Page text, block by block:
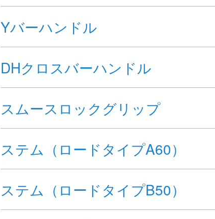
Yバーハンドル
DHクロスバーハンドル
スムースロックグリップ
ステム（ロードタイプA60）
ステム（ロードタイプB50）